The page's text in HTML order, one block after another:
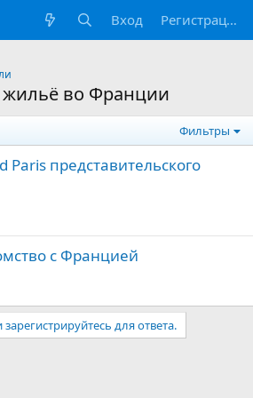
Вход Регистрация
жильё во Франции
Фильтры
Paris представительского
с Францией
для ответа.